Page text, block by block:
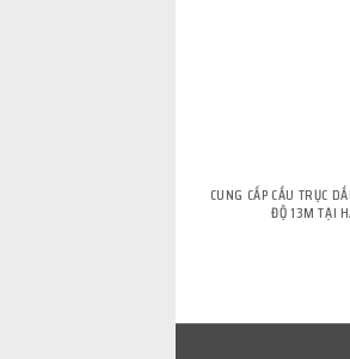
CUNG CẤP CẦU TRỤC
ĐỘ 13M TẠI